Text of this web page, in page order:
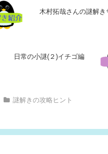
木村拓哉さんの謎解
日常の小謎(２)イチゴ編
謎解きの攻略ヒント